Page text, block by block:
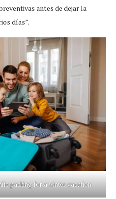
antes de dejar la
días”.
packing for a winter vacation